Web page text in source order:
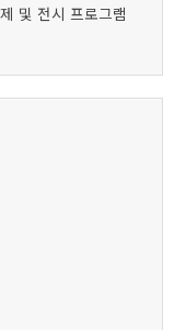
및 전시 프로그램